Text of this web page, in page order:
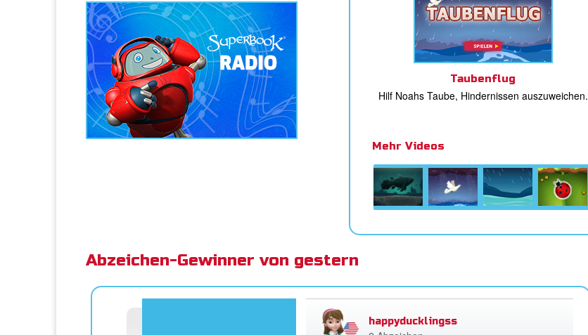
Taubenflug
Hilf Noahs Taube, Hindernissen auszuweichen.
Mehr Videos
Abzeichen-Gewinner von gestern
happyducklingss